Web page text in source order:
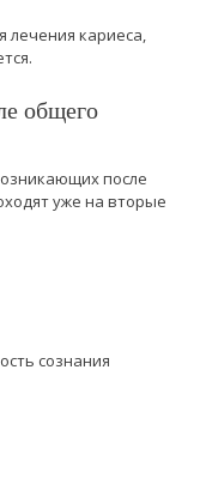
лечения кариеса,
общего
после
уже на вторые
сознания